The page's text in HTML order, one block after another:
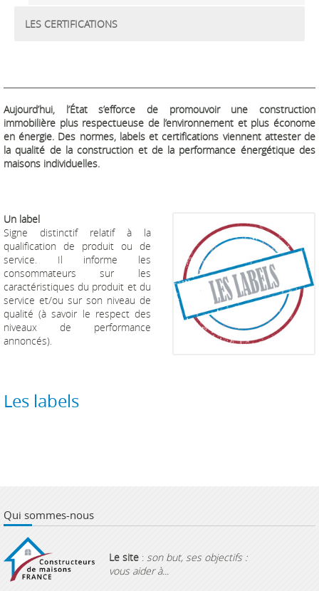
LES CERTIFICATIONS
Aujourd’hui, l’État s’efforce de promouvoir une construction
immobilière plus respectueuse de l’environnement et plus économe
en énergie. Des normes, labels et certifications viennent attester de
la qualité de la construction et de la performance énergétique des
maisons individuelles.
Un label
Signe distinctif relatif à la
qualification de produit ou de
service. Il informe les
consommateurs sur les
caractéristiques du produit et du
service et/ou sur son niveau de
qualité (à savoir le respect des
niveaux de performance
annoncés).
Les labels
Qui sommes-nous
Le site : son but, ses objectifs :
vous aider à...